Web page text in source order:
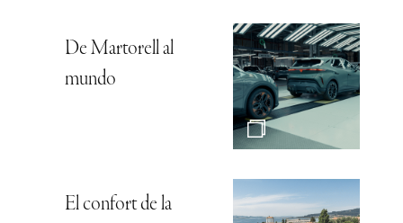
De Martorell al
mundo
El confort de la